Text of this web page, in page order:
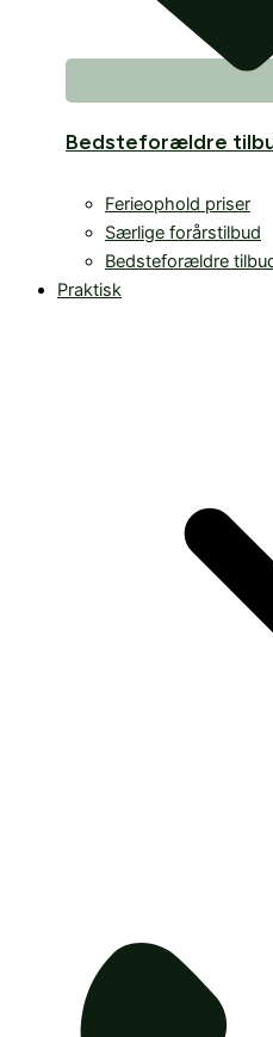
Bedsteforældre
Ferieophold priser
Særlige forårstilbud
Bedsteforældre
Praktisk